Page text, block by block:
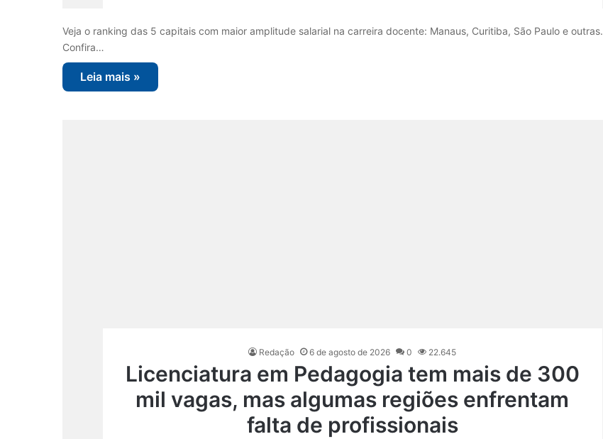
Veja o ranking das 5 capitais com maior amplitude salarial na carreira docente: Manaus, Curitiba, São Paulo e outras.
Confira…
Leia mais »
Redação 6 de agosto de 2026 0 22.645
Licenciatura em Pedagogia tem mais de 300
mil vagas, mas algumas regiões enfrentam
falta de profissionais